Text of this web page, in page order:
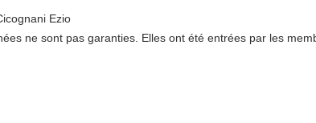
Ezio
ne sont pas garanties. Elles ont été entrées par les